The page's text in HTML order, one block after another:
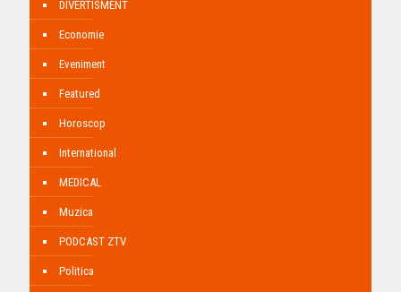
DIVERTISMENT
Economie
Eveniment
Featured
Horoscop
International
MEDICAL
Muzica
PODCAST ZTV
Politica